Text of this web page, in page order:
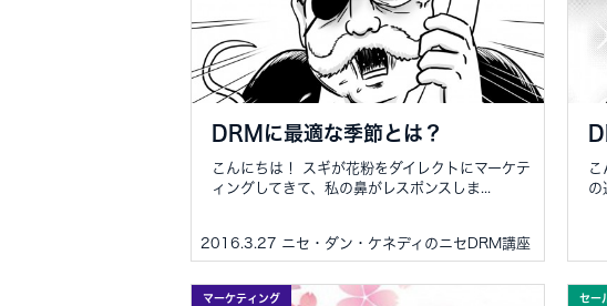
DRMに最適な季節とは？
こんにちは！ スギが花粉をダイレクトにマーケテ
ィングしてきて、私の鼻がレスポンスしま...
2016.3.27 ニセ・ダン・ケネディのニセDRM講座
こ
の
マーケティング セー